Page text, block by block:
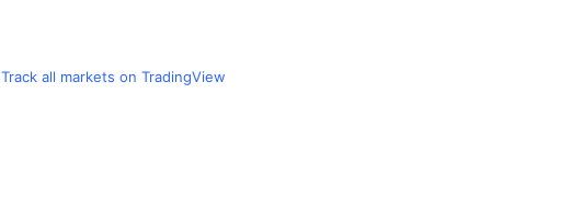
Track all markets on TradingView